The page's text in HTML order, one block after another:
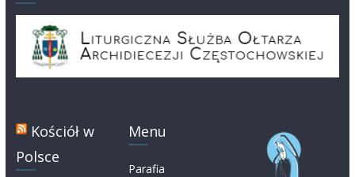
Kościół w
Polsce
Menu
Parafia